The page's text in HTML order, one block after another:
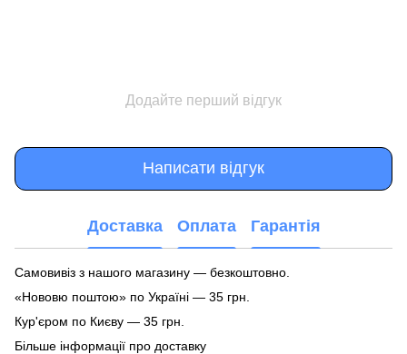
Додайте перший відгук
Написати відгук
Доставка Оплата Гарантія
Самовивіз з нашого магазину — безкоштовно.
«Нововю поштою» по Україні — 35 грн.
Кур'єром по Києву — 35 грн.
Більше інформації про доставку